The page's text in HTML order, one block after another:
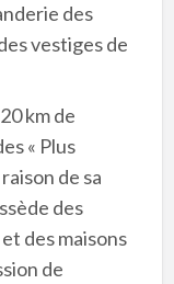
des
vestiges de
km de
« Plus
de sa
des
des maisons
de